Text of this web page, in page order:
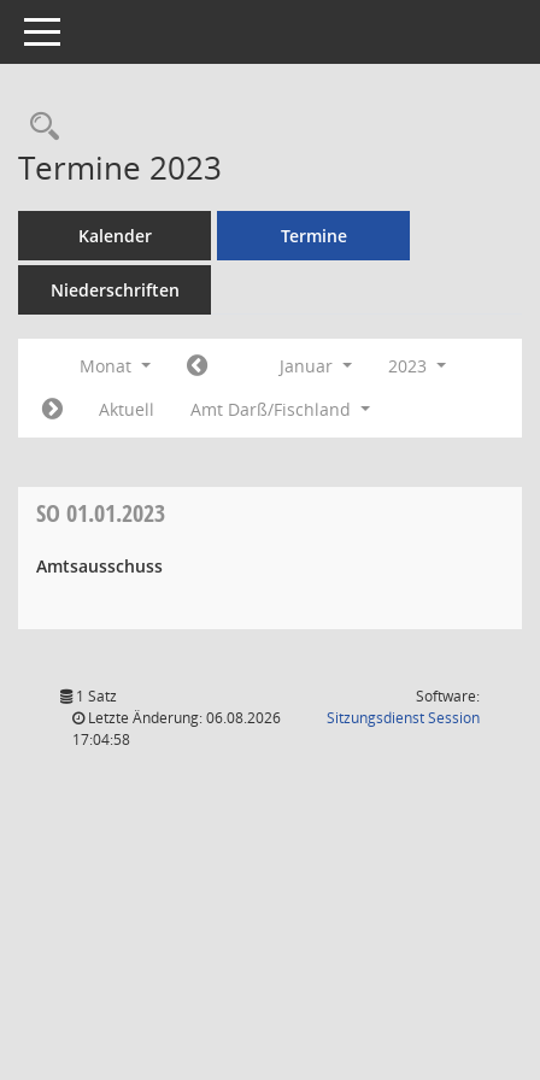
Toggle navigation
Rechercheauswahl
Termine 2023
Kalender Termine
Niederschriften
Monat Januar
2023
Aktuell
Amt Darß/Fischland
SO 01.01.2023
Amtsausschuss
1 Satz
Letzte Änderung: 06.08.2026
17:04:58
Software:
SitzungsdienstSession(Wird in